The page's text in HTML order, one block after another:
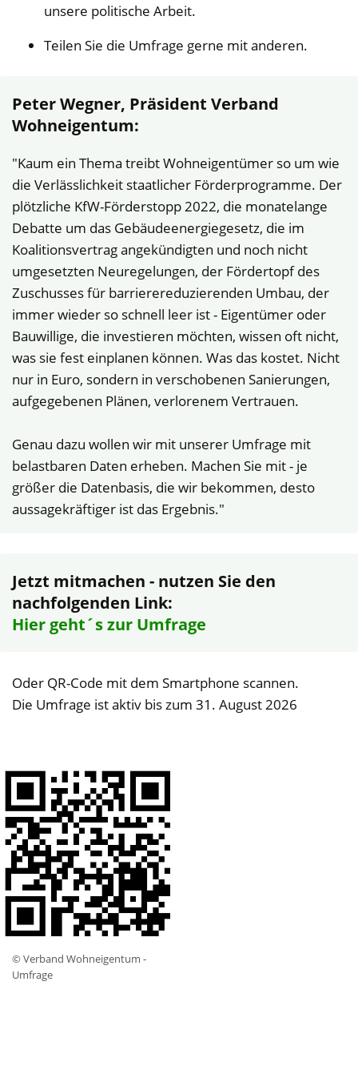
unsere politische Arbeit.
Teilen Sie die Umfrage gerne mit anderen.
Peter Wegner, Präsident Verband
Wohneigentum:
"Kaum ein Thema treibt Wohneigentümer so um wie
die Verlässlichkeit staatlicher Förderprogramme. Der
plötzliche KfW-Förderstopp 2022, die monatelange
Debatte um das Gebäudeenergiegesetz, die im
Koalitionsvertrag angekündigten und noch nicht
umgesetzten Neuregelungen, der Fördertopf des
Zuschusses für barrierereduzierenden Umbau, der
immer wieder so schnell leer ist - Eigentümer oder
Bauwillige, die investieren möchten, wissen oft nicht,
was sie fest einplanen können. Was das kostet. Nicht
nur in Euro, sondern in verschobenen Sanierungen,
aufgegebenen Plänen, verlorenem Vertrauen.
Genau dazu wollen wir mit unserer Umfrage mit
belastbaren Daten erheben. Machen Sie mit - je
größer die Datenbasis, die wir bekommen, desto
aussagekräftiger ist das Ergebnis."
Jetzt mitmachen - nutzen Sie den
nachfolgenden Link:
Hier geht´s zur Umfrage
Oder QR-Code mit dem Smartphone scannen.
Die Umfrage ist aktiv bis zum 31. August 2026
© Verband Wohneigentum -
Umfrage